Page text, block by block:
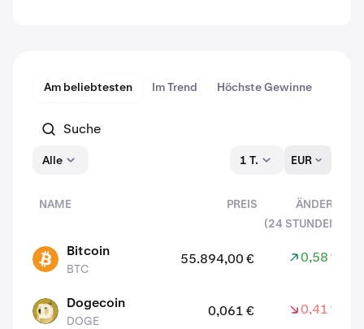
Am beliebtesten Im Trend Höchste Gewinne
Alle 1 T. EUR
NAME PREIS
ÄNDERN
(24 STUNDEN)
BTC Bitcoin
BTC
55.894,00 € 0,58 %
DOGE Dogecoin
DOGE
0,061 € 0,41 %